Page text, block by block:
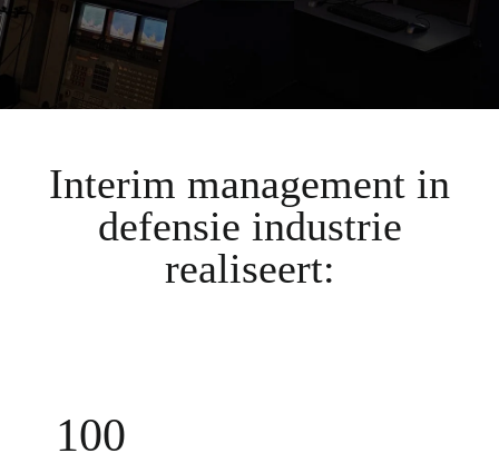
Interim management in
defensie industrie
realiseert:
100